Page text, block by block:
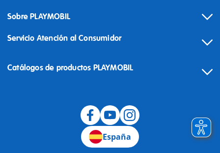
Sobre PLAYMOBIL
Servicio Atención al Consumidor
Catálogos de productos PLAYMOBIL
España